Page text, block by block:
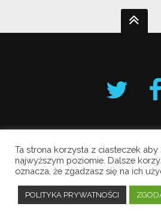
Krakowski Alarm
Copyright © 2019 All
Polityka
Ta strona korzysta z ciasteczek aby
najwyższym poziomie. Dalsze
oznacza, że zgadzasz się na ich
POLITYKA PRYWATNOŚCI